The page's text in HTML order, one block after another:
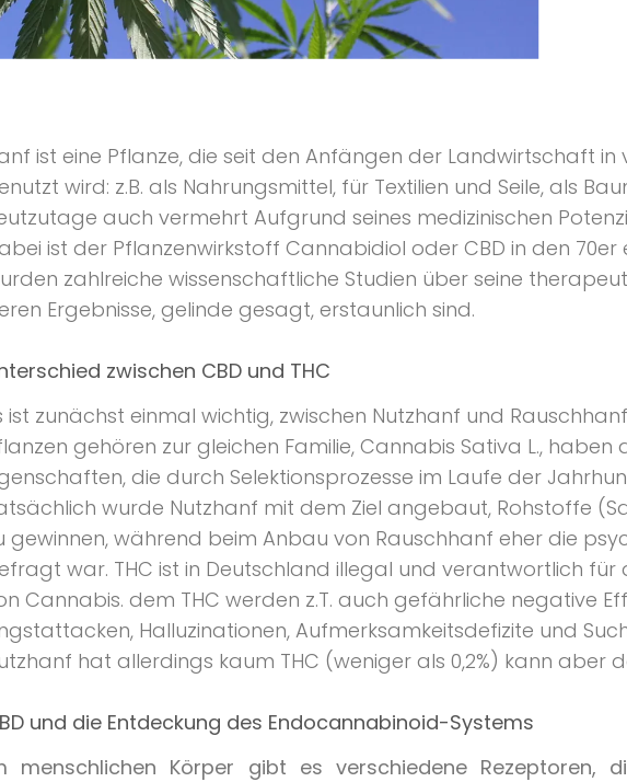
ist eine Pflanze, die seit den Anfängen der Landwirtschaft in
wird: z.B. als Nahrungsmittel, für Textilien und Seile, als
auch vermehrt Aufgrund seines medizinischen
ist der Pflanzenwirkstoff Cannabidiol oder CBD in den
zahlreiche wissenschaftliche Studien über seine
Ergebnisse, gelinde gesagt, erstaunlich sind.
zwischen CBD und THC
ist zunächst einmal wichtig, zwischen Nutzhanf und
gehören zur gleichen Familie, Cannabis Sativa L.,
die durch Selektionsprozesse im Laufe der
wurde Nutzhanf mit dem Ziel angebaut, Rohstoffe
gewinnen, während beim Anbau von Rauschhanf eher die
war. THC ist in Deutschland illegal und verantwortlich für
Cannabis. dem THC werden z.T. auch gefährliche negative
Halluzinationen, Aufmerksamkeitsdefizite und
hat allerdings kaum THC (weniger als 0,2%) kann aber
und die Entdeckung des Endocannabinoid-Systems
menschlichen Körper gibt es verschiedene Rezeptoren,